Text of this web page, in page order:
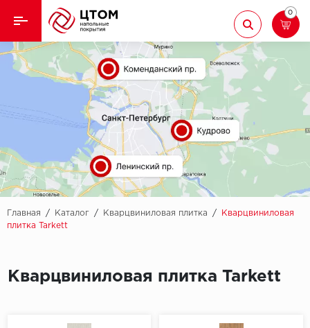
Назад
Кварцвиниловая плитка
Назад
Aberhof
Adelar
Alfa
AllureFloor
Alpine floor
Arbiton
Ламинат
Ковролин
Линолеум
Паркет
Плинтус
0
Главная / Каталог / Кварцвиниловая плитка /
Кварцвиниловая
плитка Tarkett
Кварцвиниловая плитка Tarkett